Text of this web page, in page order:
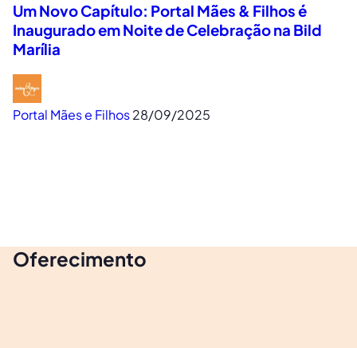
Um Novo Capítulo: Portal Mães & Filhos é
Inaugurado em Noite de Celebração na Bild
Marília
Portal Mães e Filhos28/09/2025
Oferecimento